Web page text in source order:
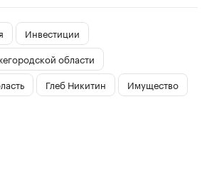
Инвестиции
области
Глеб Никитин Имущество